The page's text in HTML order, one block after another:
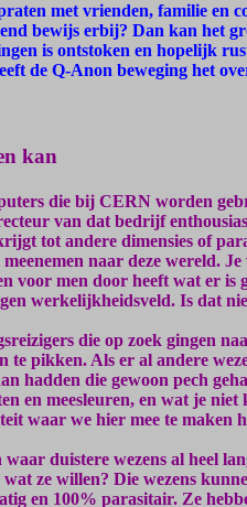
met vrienden, familie en
bewijs erbij? Dan kan het
is ontstoken en hopelijk
de Q-Anon beweging het
kan
die bij CERN worden
van dat bedrijf
tot andere dimensies of
naar deze wereld.
voor men door heeft wat er is
werkelijkheidsveld. Is dat
die op zoek gingen
te pikken. Als er al andere
hadden die gewoon pech
en meesleuren, en wat je
waar we hier mee te maken
duistere wezens al heel
ze willen? Die wezens
en 100% parasitair. Ze